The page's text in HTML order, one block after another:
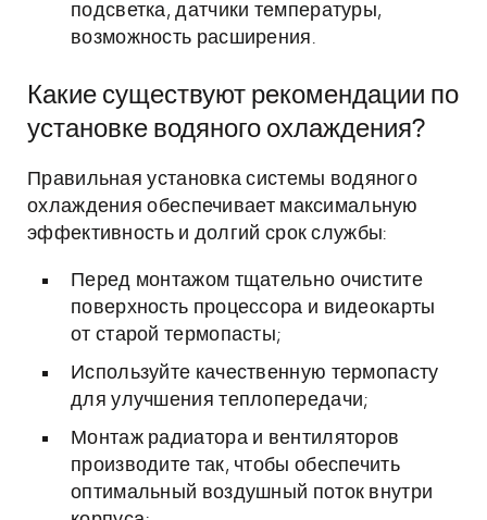
подсветка, датчики температуры,
возможность расширения.
Какие существуют рекомендации по
установке водяного охлаждения?
Правильная установка системы водяного
охлаждения обеспечивает максимальную
эффективность и долгий срок службы:
Перед монтажом тщательно очистите
поверхность процессора и видеокарты
от старой термопасты;
Используйте качественную термопасту
для улучшения теплопередачи;
Монтаж радиатора и вентиляторов
производите так, чтобы обеспечить
оптимальный воздушный поток внутри